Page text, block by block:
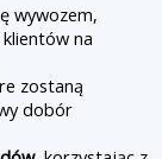
wywozem,
na
zostaną
dobór